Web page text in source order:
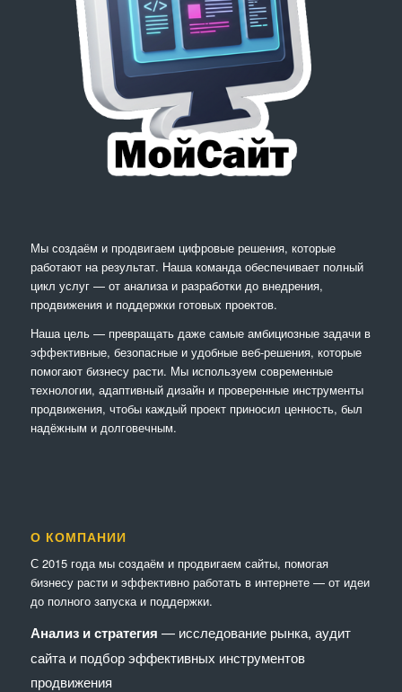
Мы создаём и продвигаем цифровые решения, которые
работают на результат. Наша команда обеспечивает полный
цикл услуг — от анализа и разработки до внедрения,
продвижения и поддержки готовых проектов.
Наша цель — превращать даже самые амбициозные задачи в
эффективные, безопасные и удобные веб-решения, которые
помогают бизнесу расти. Мы используем современные
технологии, адаптивный дизайн и проверенные инструменты
продвижения, чтобы каждый проект приносил ценность, был
надёжным и долговечным.
О КОМПАНИИ
С 2015 года мы создаём и продвигаем сайты, помогая
бизнесу расти и эффективно работать в интернете — от идеи
до полного запуска и поддержки.
Анализ и стратегия — исследование рынка, аудит
сайта и подбор эффективных инструментов
продвижения